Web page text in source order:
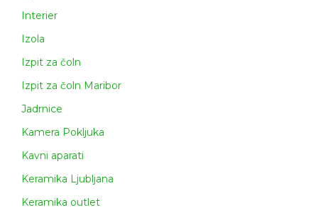
Interier
Izola
Izpit za čoln
Izpit za čoln Maribor
Jadrnice
Kamera Pokljuka
Kavni aparati
Keramika Ljubljana
Keramika outlet